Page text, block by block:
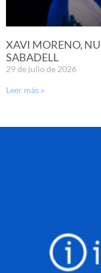
XAVI MORENO,
SABADELL
29 de julio de 2026
Leer más »